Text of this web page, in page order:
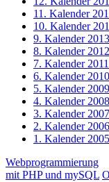
11. Kalender
10. Kalender
9. Kalender 2013
8. Kalender 2012
7. Kalender 2011
6. Kalender 2010
5. Kalender 2009
4. Kalender 2008
3. Kalender 2007
2. Kalender 2006
1. Kalender 2005
Webprogrammierung
mit PHP und mySQL